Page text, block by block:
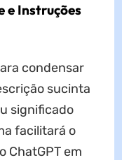
e Instruções
condensar
sucinta
significado
facilitará o
ChatGPT em